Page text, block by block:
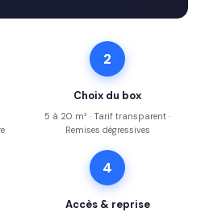
2
Choix du box
5 à 20 m³ · Tarif transparent ·
Remises dégressives
4
Accès & reprise